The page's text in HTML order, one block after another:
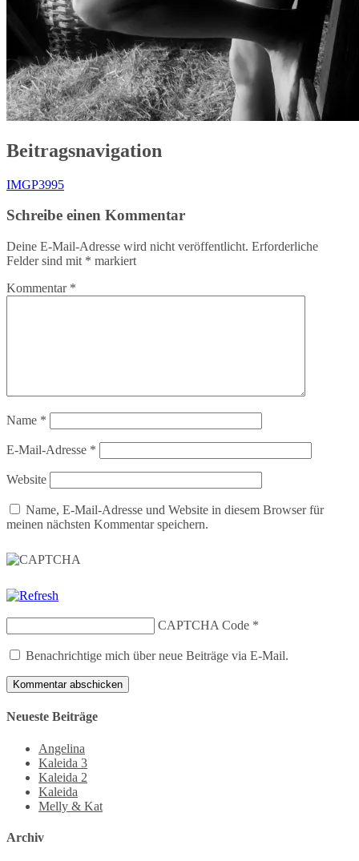
Beitragsnavigation
IMGP3995
Schreibe einen Kommentar
Deine E-Mail-Adresse wird nicht veröffentlicht. Erforderliche
Felder sind mit * markiert
Kommentar *
Name *
E-Mail-Adresse *
Website
Name, E-Mail-Adresse und Website in diesem Browser für
meinen nächsten Kommentar speichern.
CAPTCHA Code *
Benachrichtige mich über neue Beiträge via E-Mail.
Neueste Beiträge
Angelina
Kaleida 3
Kaleida 2
Kaleida
Melly & Kat
Archiv